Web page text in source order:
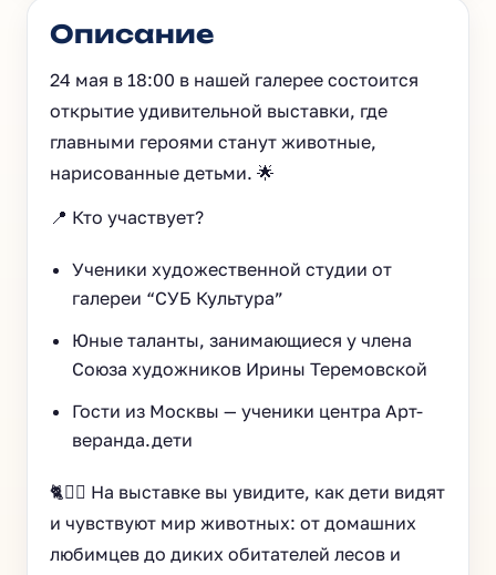
Описание
24 мая в 18:00 в нашей галерее состоится
открытие удивительной выставки, где
главными героями станут животные,
нарисованные детьми. 🌟
📍 Кто участвует?
Ученики художественной студии от
галереи “СУБ Культура”
Юные таланты, занимающиеся у члена
Союза художников Ирины Теремовской
Гости из Москвы — ученики центра Арт-
веранда.дети
🐈🐕‍🦺 На выставке вы увидите, как дети видят
и чувствуют мир животных: от домашних
любимцев до диких обитателей лесов и